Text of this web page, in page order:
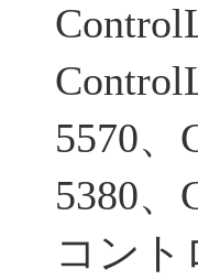
5570、
5380、
コント